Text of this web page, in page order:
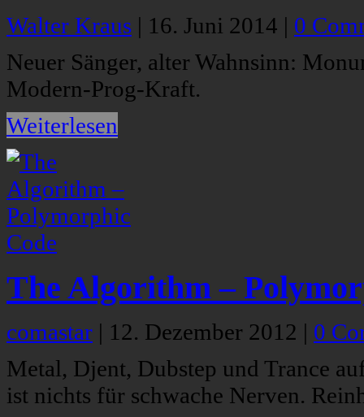
Walter Kraus | 16. Juni 2014 | 0
Neuer Sänger, alter Wahnsinn:
Modern-Prog-Kraft.
Weiterlesen
The Algorithm –
comastar | 12. Dezember 2012 | 0
Metal, Djent, Dubstep und Trance
ist nichts für schwache Nerven.